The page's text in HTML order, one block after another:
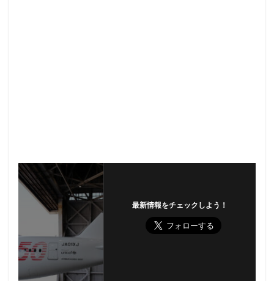
最新情報をチェックしよう！